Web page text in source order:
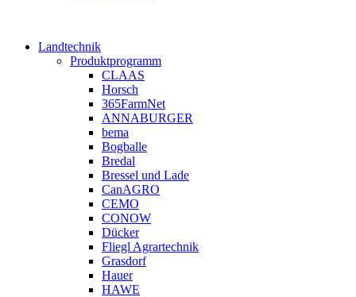
Landtechnik
Produktprogramm
CLAAS
Horsch
365FarmNet
ANNABURGER
bema
Bogballe
Bredal
Bressel und Lade
CanAGRO
CEMO
CONOW
Dücker
Fliegl Agrartechnik
Grasdorf
Hauer
HAWE